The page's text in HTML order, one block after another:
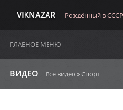
VIKNAZAR Рождённый в СССР
ГЛАВНОЕ МЕНЮ
ВИДЕО Все видео » Спорт